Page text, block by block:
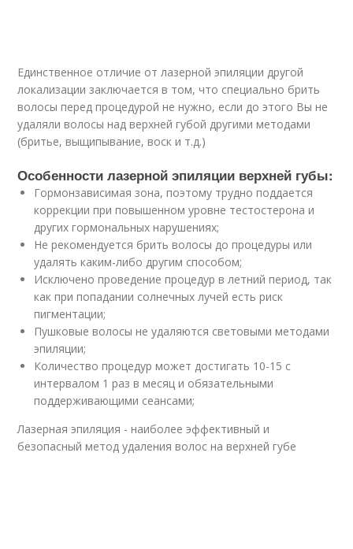
Единственное отличие от лазерной эпиляции другой
локализации заключается в том, что специально брить
волосы перед процедурой не нужно, если до этого Вы не
удаляли волосы над верхней губой другими методами
(бритье, выщипывание, воск и т.д.)
Особенности лазерной эпиляции верхней губы:
Гормонзависимая зона, поэтому трудно поддается
коррекции при повышенном уровне тестостерона и
других гормональных нарушениях;
Не рекомендуется брить волосы до процедуры или
удалять каким-либо другим способом;
Исключено проведение процедур в летний период, так
как при попадании солнечных лучей есть риск
пигментации;
Пушковые волосы не удаляются световыми методами
эпиляции;
Количество процедур может достигать 10-15 с
интервалом 1 раз в месяц и обязательными
поддерживающими сеансами;
Лазерная эпиляция - наиболее эффективный и
безопасный метод удаления волос на верхней губе